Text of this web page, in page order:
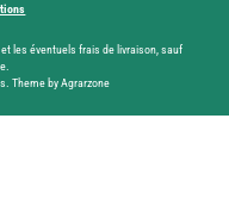
les éventuels frais de livraison, sauf
Theme by Agrarzone